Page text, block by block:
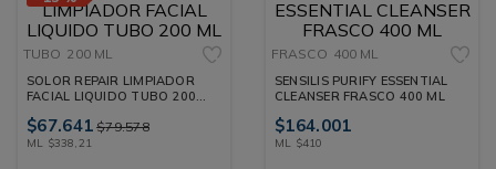
TUBO 200 ML
SOLOR REPAIR LIMPIADOR
FACIAL LIQUIDO TUBO 200
$67.641 $79.578
ML $338,21
FRASCO 400 ML
SENSILIS PURIFY ESSENTIAL
CLEANSER FRASCO 400 ML
$164.001
ML $410